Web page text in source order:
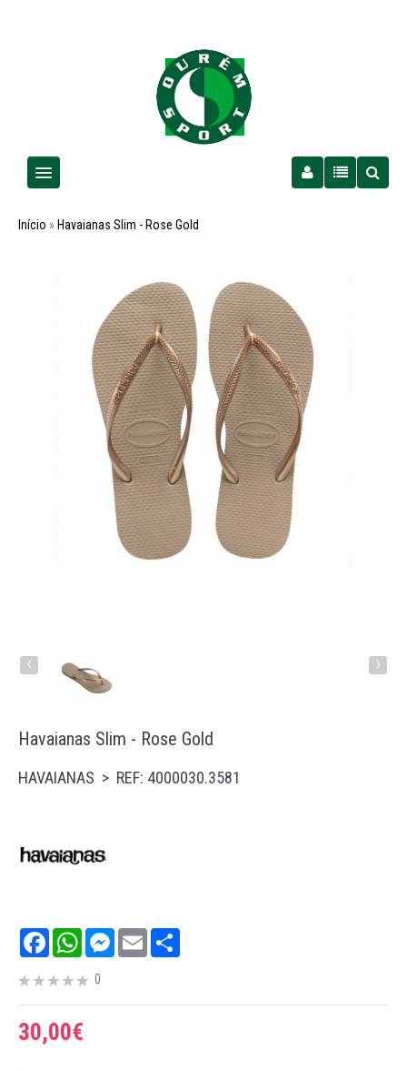
Homem
PROMOÇÕES
Futebol
Início » Havaianas Slim - Rose Gold
‹ ›
Havaianas Slim - Rose Gold
HAVAIANAS > REF: 4000030.3581
FacebookWhatsAppMessenger
Email
0
30,00€